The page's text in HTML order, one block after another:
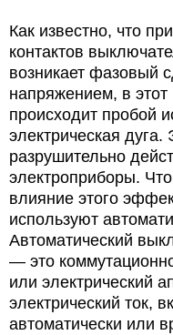
Как известно, что
контактов
возникает фазовый
напряжением, в
происходит пробой
электрическая
разрушительно
электроприборы.
влияние этого
используют
Автоматический
— это
или электрический
электрический ток,
автоматически или